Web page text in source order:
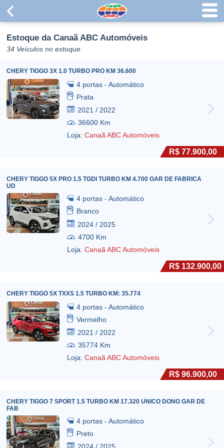
Estoque da Canaã ABC Automóveis
34 Veículos no estoque
CHERY TIGGO 3X 1.0 TURBO PRO KM 36.600
4 portas - Automático
Prata
2021 / 2022
36600 Km
Loja:Canaã ABC Automóveis
R$ 77.900,00
CHERY TIGGO 5X PRO 1.5 TGDI TURBO KM 4.700 GAR DE FABRICA
UD
4 portas - Automático
Branco
2024 / 2025
4700 Km
Loja:Canaã ABC Automóveis
R$ 132.900,00
CHERY TIGGO 5X TXXS 1.5 TURBO KM: 35.774
4 portas - Automático
Vermelho
2021 / 2022
35774 Km
Loja:Canaã ABC Automóveis
R$ 96.900,00
CHERY TIGGO 7 SPORT 1.5 TURBO KM 17.320 UNICO DONO GAR DE
FAB
4 portas - Automático
Preto